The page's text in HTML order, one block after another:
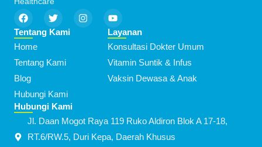
F
a
c
e
b
o
o
k
T
w
i
e
r
I
n
s
Y
o
u
t
u
b
e
Tentang Kami
Home
Tentang Kami
Blog
Hubungi Kami
Layanan
Konsultasi Dokter Umum
Vitamin Suntik & Infus
Vaksin Dewasa & Anak
Hubungi Kami
Jl. Daan Mogot Raya 119 Ruko Aldiron Blok A 17-18,
RT.6/RW.5, Duri Kepa, Daerah Khusus